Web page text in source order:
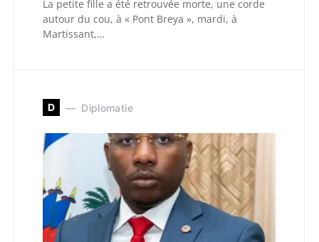
La petite fille a été retrouvée morte, une corde
autour du cou, à « Pont Breya », mardi, à
Martissant,…
D Diplomatie